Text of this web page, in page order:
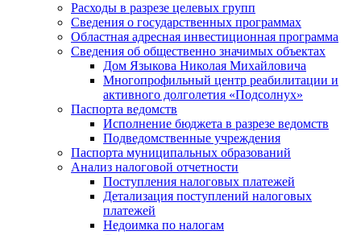
Расходы в разрезе целевых групп
Сведения о государственных программах
Областная адресная инвестиционная программа
Сведения об общественно значимых объектах
Дом Языкова Николая Михайловича
Многопрофильный центр реабилитации и
активного долголетия «Подсолнух»
Паспорта ведомств
Исполнение бюджета в разрезе ведомств
Подведомственные учреждения
Паспорта муниципальных образований
Анализ налоговой отчетности
Поступления налоговых платежей
Детализация поступлений налоговых
платежей
Недоимка по налогам